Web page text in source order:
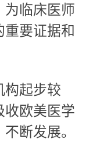
为临床医师
要证据和
构起步较
收欧美医学
断发展。